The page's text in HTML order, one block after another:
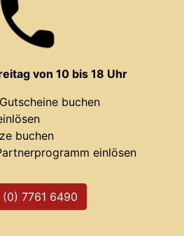
von 10 bis 18 Uhr
buchen
buchen
einlösen
7761 6490